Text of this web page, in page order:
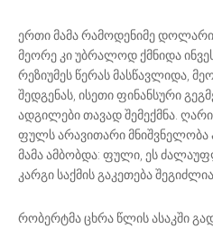
ერთი მამა რამოდენიმე
მეორე კი უბრალოდ ქმნიდა
რეზიუმეს წერას მასწავლიდა,
შედგენას, ისეთი ფინანსური
ადგილები თავად შემექმნა.
ფულს არავითარი
მამა ამბობდა: ფული, ეს
კარგი საქმის გაკეთება
რობერტმა ცხრა წლის ასაკში